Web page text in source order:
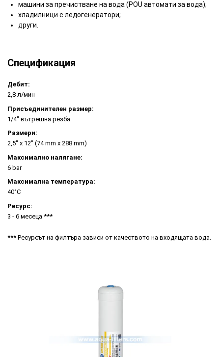
машини за пречистване на вода (POU автомати за вода);
хладилници с ледогенератори;
други.
Спецификация
Дебит:
2,8 л/мин
Присъединителен размер:
1/4" вътрешна резба
Размери:
2,5" x 12" (74 mm x 288 mm)
Максимално налягане:
6 bar
Максимална температура:
40°C
Ресурс:
3 - 6 месеца ***
*** Ресурсът на филтъра зависи от качеството на входящата вода.